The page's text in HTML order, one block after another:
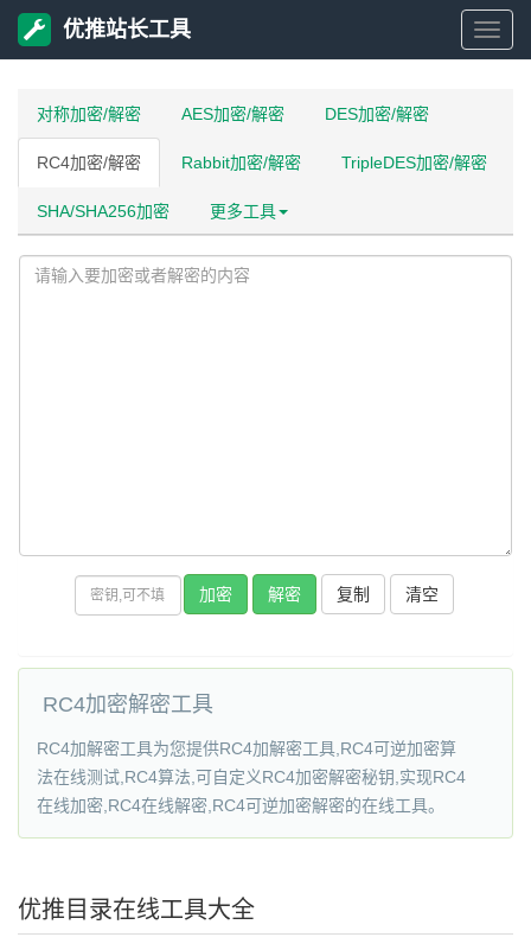
优
站
优推站长工具
对称加密/解密 AES加密/解密 DES加密/解密
RC4加密/解密 Rabbit加密/解密 TripleDES加密/解密
SHA/SHA256加密 更多工具
复制
RC4加密解密工具
RC4加解密工具为您提供RC4加解密工具,RC4可逆加密算
法在线测试,RC4算法,可自定义RC4加密解密秘钥,实现RC4
在线加密,RC4在线解密,RC4可逆加密解密的在线工具。
优推目录在线工具大全